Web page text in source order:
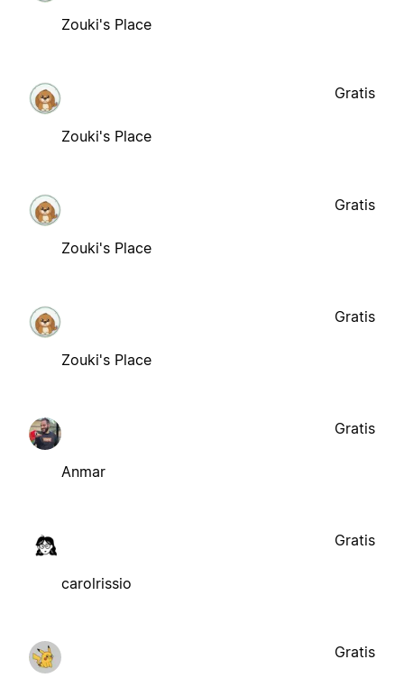
Zouki's Place
Zouki's Place
Gratis
Zouki's Place
Gratis
Zouki's Place
Gratis
Anmar
Gratis
carolrissio
Gratis
Gratis